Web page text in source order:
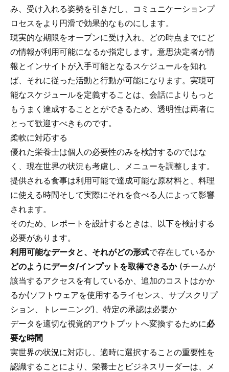
み、受け入れる姿勢を引きだし、コミュニケーションプ
ロセスをより円滑で効果的なものにします。
現実的な期限をオープンに受け入れ、どの時点までにど
の情報が利用可能になるか指定します。意思決定者が情
報とインサイトが入手可能となるスケジュールを知れ
ば、それに従った活動と行動が可能になります。実現可
能なスケジュールを定義することは、会話によりもっと
もうまく達成することとができるため、透明性は両者に
とって歓迎すべきものです。
柔軟に対応する
優れた栄養士は個人の必要性のみを検討するのではな
く、現在世界の状況も考慮し、メニューを調整します。
提供される食事は利用可能で達成可能な原材料と、料理
に使える時間そして実際にそれを食べる人によって影響
されます。
そのため、レポートを設計するときは、以下を検討する
必要があります。
利用可能なデータと、それがどの形式で存在しているか
どのようにデータ/インプットを取得できるか(チームが
該当するアクセスを有しているか、追加のコストはかか
るか(ソフトウェアを使用するライセンス、サブスクリプ
ション、トレーニング)、特定の承認は必要か
データを適切な視覚的アウトプットへ変換するために必
要な時間
実世界の状況に対応し、適時に選択することの重要性を
認識することにより、栄養士とビジネスリーダーは、メ